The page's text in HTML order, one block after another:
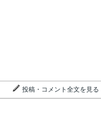
投稿・コメント全文を見る